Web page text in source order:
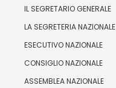
IL SEGRETARIO GENERALE
LA SEGRETERIA NAZIONALE
ESECUTIVO NAZIONALE
CONSIGLIO NAZIONALE
ASSEMBLEA NAZIONALE